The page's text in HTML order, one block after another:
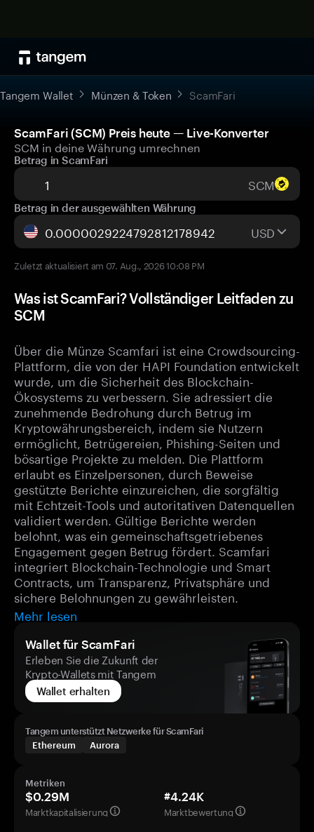
Tangem Wallet Münzen & Token ScamFari
ScamFari (SCM) Preis heute — Live-Konverter
SCM in deine Währung umrechnen
Betrag in ScamFari
SCM
Betrag in der ausgewählten Währung
USD
Zuletzt aktualisiert am 07. Aug., 2026 10:08 PM
Was ist ScamFari? Vollständiger Leitfaden zu
SCM
Über die Münze Scamfari ist eine Crowdsourcing-
Plattform, die von der HAPI Foundation entwickelt
wurde, um die Sicherheit des Blockchain-
Ökosystems zu verbessern. Sie adressiert die
zunehmende Bedrohung durch Betrug im
Kryptowährungsbereich, indem sie Nutzern
ermöglicht, Betrügereien, Phishing-Seiten und
bösartige Projekte zu melden. Die Plattform
erlaubt es Einzelpersonen, durch Beweise
gestützte Berichte einzureichen, die sorgfältig
mit Echtzeit-Tools und autoritativen Datenquellen
validiert werden. Gültige Berichte werden
belohnt, was ein gemeinschaftsgetriebenes
Engagement gegen Betrug fördert. Scamfari
integriert Blockchain-Technologie und Smart
Contracts, um Transparenz, Privatsphäre und
sichere Belohnungen zu gewährleisten.
Mehr lesen
Wallet für ScamFari
Erleben Sie die Zukunft der
Krypto-Wallets mit Tangem
Wallet erhalten
Tangem unterstützt Netzwerke für ScamFari
Ethereum
Aurora
Metriken
$0.29M
Marktkapitalisierung
#4.24K
Marktbewertung